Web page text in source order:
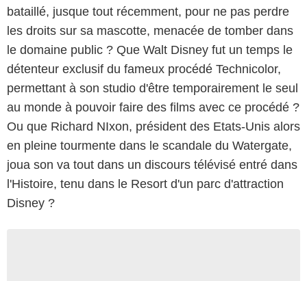
bataillé, jusque tout récemment, pour ne pas perdre
les droits sur sa mascotte, menacée de tomber dans
le domaine public ? Que Walt Disney fut un temps le
détenteur exclusif du fameux procédé Technicolor,
permettant à son studio d'être temporairement le seul
au monde à pouvoir faire des films avec ce procédé ?
Ou que Richard NIxon, président des Etats-Unis alors
en pleine tourmente dans le scandale du Watergate,
joua son va tout dans un discours télévisé entré dans
l'Histoire, tenu dans le Resort d'un parc d'attraction
Disney ?